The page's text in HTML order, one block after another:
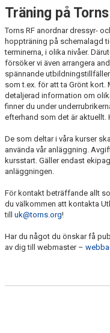
ÖVRIGA KURSER OCH
STALLPLATS
TÄVLING
ANLÄGGNING
KONTAKT
BLI SPONSOR!
KLUBBSHOP
MEDLEMSKAP
Träning på Torns
Torns RF anordnar dressyr-
hoppträning på schemalagd
terminerna, i olika nivåer.
försöker vi även arrangera
spännande
som t.ex. för att ta Grönt kort.
detaljerad information om
finner du under
efterhand som det är aktuellt.
De som deltar i våra kurser
använda vår anläggning.
kursstart. Gäller endast
anläggningen.
För kontakt beträffande allt
du välkommen att kontakta
till uk@torns.org!
Har du något du önskar få
av dig till webmaster –